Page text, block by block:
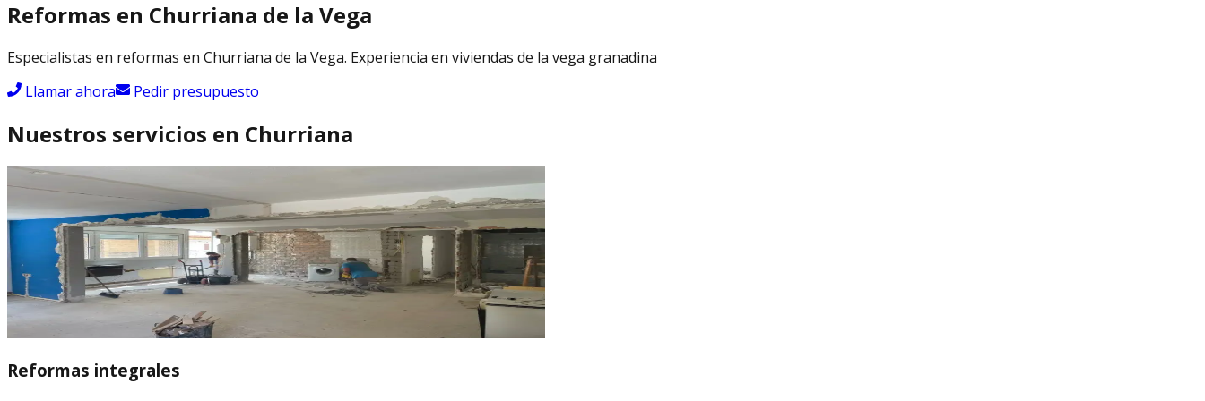
Reformas en Churriana de la Vega
Especialistas en reformas en Churriana de la Vega. Experiencia en viviendas de la vega granadina
Llamar ahora
Pedir presupuesto
Nuestros servicios en Churriana
Reformas integrales